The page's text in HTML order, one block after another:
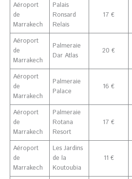
Aéroport
de
Marrakech
Palais
Ronsard
Relais
17 €
Aéroport
de
Marrakech
Palmeraie
Dar Atlas
20 €
Aéroport
de
Marrakech
Palmeraie
Palace
16 €
Aéroport
de
Marrakech
Palmeraie
Rotana
Resort
17 €
Aéroport
de
Marrakech
Les Jardins
de la
Koutoubia
11 €